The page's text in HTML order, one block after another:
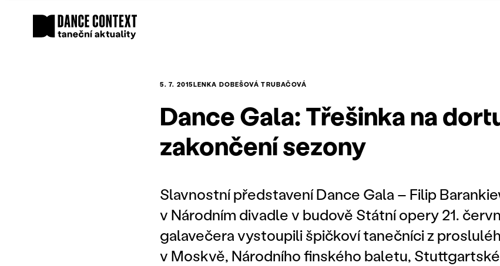
5. 7. 2015LENKA DOBEŠOVÁ TRUBAČOVÁ
Dance Gala: Třešinka na
zakončení sezony
Slavnostní představení Dance Gala – Filip
v Národním divadle v budově Státní opery 21.
galavečera vystoupili špičkoví tanečníci z
v Moskvě, Národního finského baletu,